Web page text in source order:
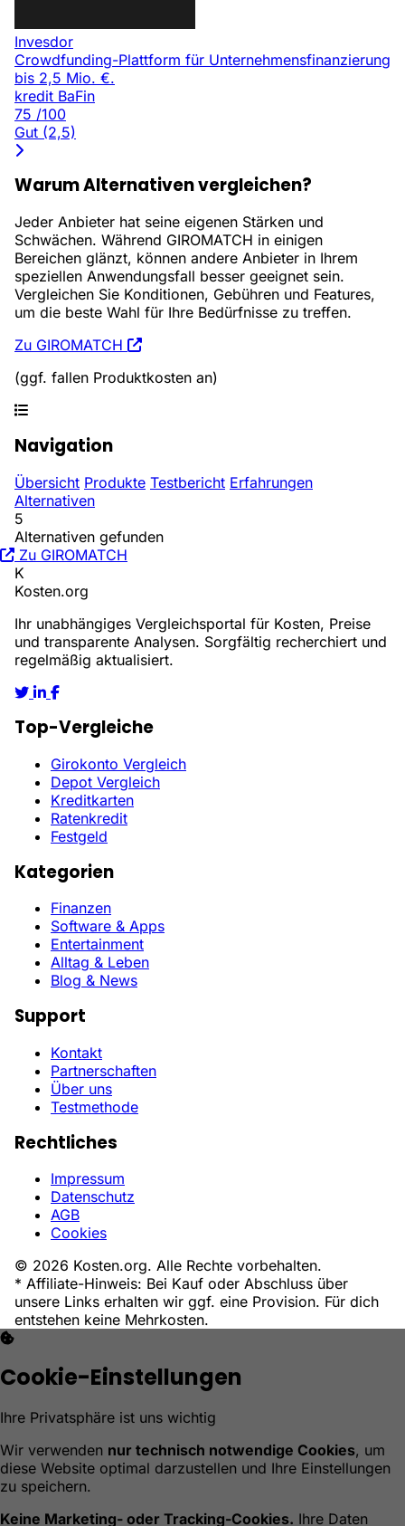
Invesdor
Crowdfunding-Plattform für Unternehmensfinanzierung
bis 2,5 Mio. €.
kredit BaFin
75 /100
Gut (2,5)
Warum Alternativen vergleichen?
Jeder Anbieter hat seine eigenen Stärken und
Schwächen. Während GIROMATCH in einigen
Bereichen glänzt, können andere Anbieter in Ihrem
speziellen Anwendungsfall besser geeignet sein.
Vergleichen Sie Konditionen, Gebühren und Features,
um die beste Wahl für Ihre Bedürfnisse zu treffen.
Zu GIROMATCH
(ggf. fallen Produktkosten an)
Navigation
Übersicht Produkte Testbericht Erfahrungen
Alternativen
5
Alternativen gefunden
Zu GIROMATCH
K
Kosten.org
Ihr unabhängiges Vergleichsportal für Kosten, Preise
und transparente Analysen. Sorgfältig recherchiert und
regelmäßig aktualisiert.
Top-Vergleiche
Girokonto Vergleich
Depot Vergleich
Kreditkarten
Ratenkredit
Festgeld
Kategorien
Finanzen
Software & Apps
Entertainment
Alltag & Leben
Blog & News
Support
Kontakt
Partnerschaften
Über uns
Testmethode
Rechtliches
Impressum
Datenschutz
AGB
Cookies
© 2026 Kosten.org. Alle Rechte vorbehalten.
* Affiliate-Hinweis: Bei Kauf oder Abschluss über
unsere Links erhalten wir ggf. eine Provision. Für dich
entstehen keine Mehrkosten.
Cookie-Einstellungen
Ihre Privatsphäre ist uns wichtig
Wir verwenden nur technisch notwendige Cookies, um
diese Website optimal darzustellen und Ihre Einstellungen
zu speichern.
Keine Marketing- oder Tracking-Cookies. Ihre Daten